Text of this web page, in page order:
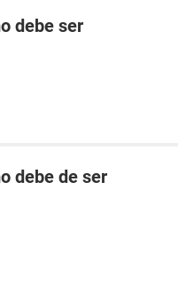
debe ser
debe de ser